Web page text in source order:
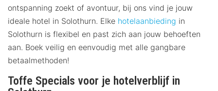
ontspanning zoekt of avontuur, bij ons vind je jouw
ideale hotel in Solothurn. Elke hotelaanbieding in
Solothurn is flexibel en past zich aan jouw behoeften
aan. Boek veilig en eenvoudig met alle gangbare
betaalmethoden!
Toffe Specials voor je hotelverblijf in